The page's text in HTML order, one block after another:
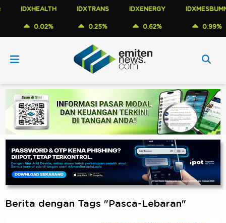
IDXHEALTH
0.02%
IDXTRANS
0.25%
IDXENERGY
0.62%
IDXMESBUMN
0.99%
Berita dengan Tags "Pasca-Lebaran"